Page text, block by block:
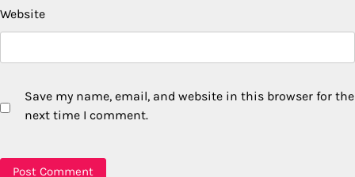
Website
Save my name, email, and website in this browser for the
next time I comment.